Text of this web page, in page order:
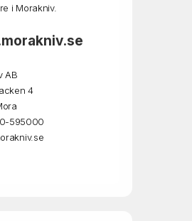
i Morakniv.
AB
4
595000